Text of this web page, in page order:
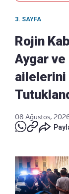
3. SAYFA
Rojin
Aygar ve
ailelerini
08 Ağustos,